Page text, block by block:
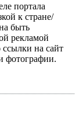
портала
к стране/
быть
рекламой
ссылки на сайт
фотографии.